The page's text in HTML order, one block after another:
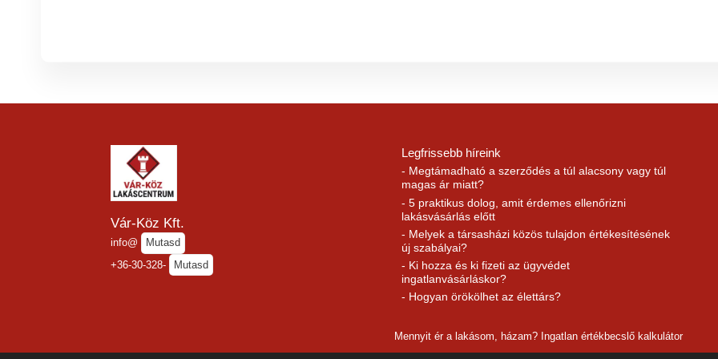
Vár-Köz Kft.
info@
Mutasd
+36-30-328-
Mutasd
Legfrissebb híreink
- Megtámadható a szerződés a túl alacsony vagy túl
magas ár miatt?
- 5 praktikus dolog, amit érdemes ellenőrizni
lakásvásárlás előtt
- Melyek a társasházi közös tulajdon értékesítésének
új szabályai?
- Ki hozza és ki fizeti az ügyvédet
ingatlanvásárláskor?
- Hogyan örökölhet az élettárs?
Mennyit ér a lakásom, házam? Ingatlan értékbecslő kalkulátor